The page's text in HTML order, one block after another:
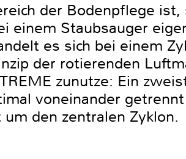
der Bodenpflege
einem Staubsauger
es sich bei einem
der rotierenden
zunutze: Ein
voneinander
den zentralen Zyklon.